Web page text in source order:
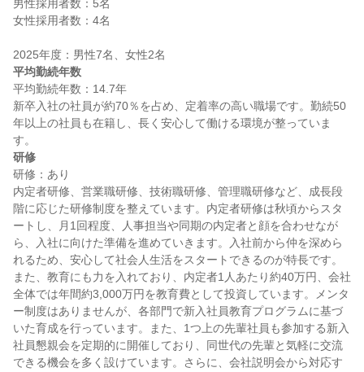
男性採用者数：5名
女性採用者数：4名
平均勤続年数
平均勤続年数：14.7年
新卒入社の社員が約70％を占め、定着率の高い職場です。勤続50
年以上の社員も在籍し、長く安心して働ける環境が整っていま
研修
研修：あり
内定者研修、営業職研修、技術職研修、管理職研修など、成長段
階に応じた研修制度を整えています。内定者研修は秋頃からスタ
ートし、月1回程度、人事担当や同期の内定者と顔を合わせなが
ら、入社に向けた準備を進めていきます。入社前から仲を深めら
れるため、安心して社会人生活をスタートできるのが特長です。
また、教育にも力を入れており、内定者1人あたり約40万円、会社
全体では年間約3,000万円を教育費として投資しています。メンタ
ー制度はありませんが、各部門で新入社員教育プログラムに基づ
いた育成を行っています。また、1つ上の先輩社員も参加する新入
社員懇親会を定期的に開催しており、同世代の先輩と気軽に交流
できる機会を多く設けています。さらに、会社説明会から対応す